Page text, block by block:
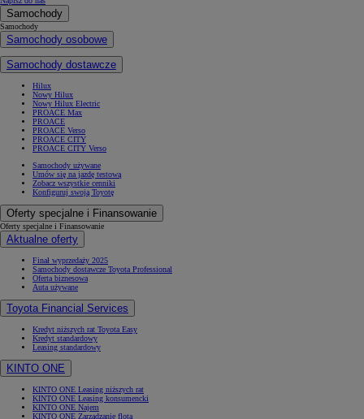
Samochody
Samochody
Samochody osobowe
Samochody dostawcze
Hilux
Nowy Hilux
Nowy Hilux Electric
PROACE Max
PROACE
PROACE Verso
PROACE CITY
PROACE CITY Verso
Samochody używane
Umów się na jazdę testową
Zobacz wszystkie cenniki
Konfiguruj swoją Toyotę
Oferty specjalne i Finansowanie
Oferty specjalne i Finansowanie
Aktualne oferty
Finał wyprzedaży 2025
Samochody dostawcze Toyota Professional
Oferta biznesowa
Auta używane
Toyota Financial Services
Kredyt niższych rat Toyota Easy
Kredyt standardowy
Leasing standardowy
KINTO ONE
KINTO ONE Leasing niższych rat
KINTO ONE Leasing konsumencki
KINTO ONE Najem
KINTO ONE Zarządzanie flotą